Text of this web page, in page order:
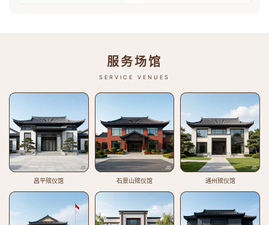
服务场馆
SERVICE VENUES
昌平殡仪馆 石景山殡仪馆 通州殡仪馆